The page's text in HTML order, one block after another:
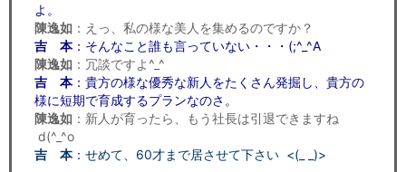
よ。
陳逸如 ：えっ、私の様な美人を集めるのですか？
吉 本：そんなこと誰も言っていない・・・(;^_^A
陳逸如 ：冗談ですよ^_^
吉 本：貴方の様な優秀な新人をたくさん発掘し、貴方の
様に短期で育成するプランなのさ。
陳逸如 ：新人が育ったら、もう社長は引退できますね
d(^_^o
吉 本：せめて、60才まで居させて下さい <(_ _)>